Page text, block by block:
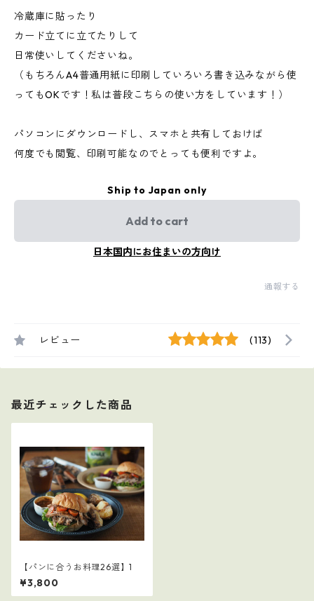
冷蔵庫に貼ったり
カード立てに立てたりして
日常使いしてくださいね。
（もちろんA4普通用紙に印刷していろいろ書き込みながら使
ってもOKです！私は普段こちらの使い方をしています！）
パソコンにダウンロードし、スマホと共有しておけば
何度でも閲覧、印刷可能なのでとっても便利ですよ。
Ship to Japan only
Add to cart
日本国内にお住まいの方向け
通報する
レビュー (113)
最近チェックした商品
【パンに合うお料理26選】1
¥3,800